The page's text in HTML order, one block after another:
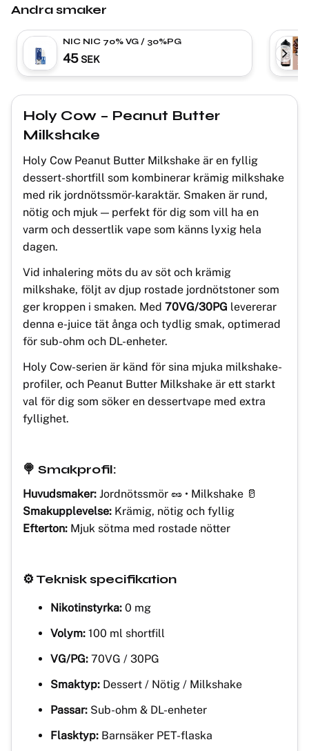
Andra smaker
NIC NIC 70% VG / 30%PG
45 SEK
Holy Cow – Peanut Butter
Milkshake
Holy Cow Peanut Butter Milkshake är en fyllig
dessert-shortfill som kombinerar krämig milkshake
med rik jordnötssmör-karaktär. Smaken är rund,
nötig och mjuk — perfekt för dig som vill ha en
varm och dessertlik vape som känns lyxig hela
dagen.
Vid inhalering möts du av söt och krämig
milkshake, följt av djup rostade jordnötstoner som
ger kroppen i smaken. Med 70VG/30PG levererar
denna e-juice tät ånga och tydlig smak, optimerad
för sub-ohm och DL-enheter.
Holy Cow-serien är känd för sina mjuka milkshake-
profiler, och Peanut Butter Milkshake är ett starkt
val för dig som söker en dessertvape med extra
fyllighet.
🍭 Smakprofil:
Huvudsmaker: Jordnötssmör 🥜 • Milkshake 🥛
Smakupplevelse: Krämig, nötig och fyllig
Efterton: Mjuk sötma med rostade nötter
⚙️ Teknisk specifikation
Nikotinstyrka: 0 mg
Volym: 100 ml shortfill
VG/PG: 70VG / 30PG
Smaktyp: Dessert / Nötig / Milkshake
Passar: Sub-ohm & DL-enheter
Flasktyp: Barnsäker PET-flaska